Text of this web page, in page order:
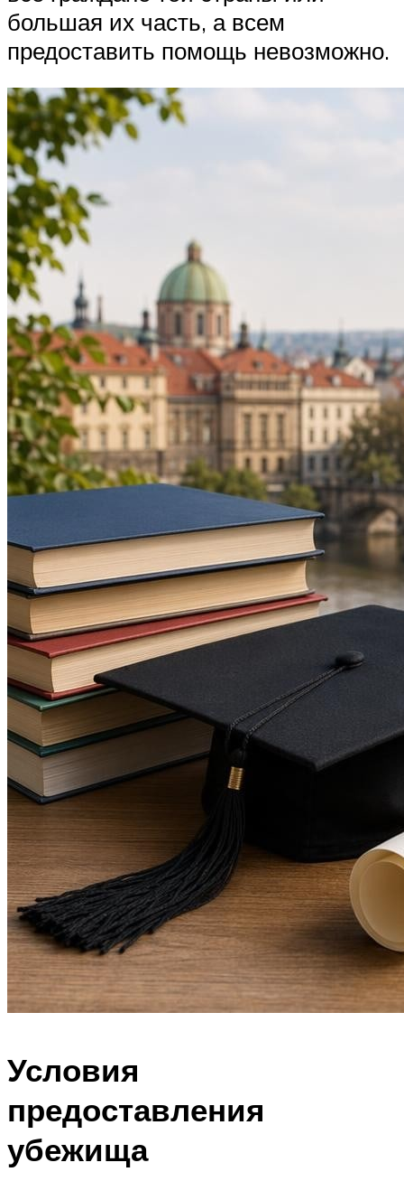
большая их часть, а всем
предоставить помощь невозможно.
Условия
предоставления
убежища